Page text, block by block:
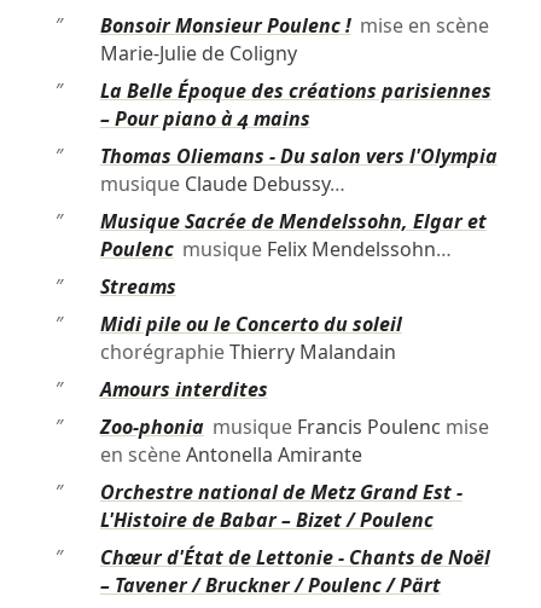
″
Bonsoir Monsieur Poulenc !mise en scène
Marie-Julie de Coligny
″
La Belle Époque des créations parisiennes
– Pour piano à 4 mains
″
Thomas Oliemans - Du salon vers l'Olympia
musique Claude Debussy…
″
Musique Sacrée de Mendelssohn, Elgar et
Poulencmusique Felix Mendelssohn…
″
Streams
″
Midi pile ou le Concerto du soleil
chorégraphieThierry Malandain
″
Amours interdites
″
Zoo-phoniamusique Francis Poulenc mise
en scèneAntonella Amirante
″
Orchestre national de Metz Grand Est -
L'Histoire de Babar – Bizet / Poulenc
″
Chœur d'État de Lettonie - Chants de Noël
– Tavener / Bruckner / Poulenc / Pärt